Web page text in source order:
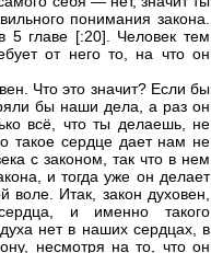
понимания закона.
5 главе [:20]. Человек тем
от него то, на что он
Что это значит? Если бы
бы наши дела, а раз он
всё, что ты делаешь, не
такое сердце дает нам не
с законом, так что в нем
и тогда уже он делает
Итак, закон духовен,
и именно такого
нет в наших сердцах, в
несмотря на то, что он